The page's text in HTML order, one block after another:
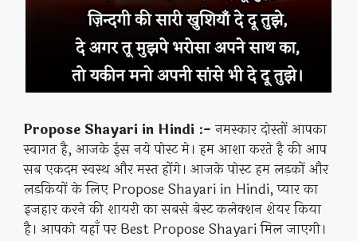
Propose Shayari in Hindi :-नमस्कार दोस्तों आपका
स्वागत है, आजके ईस नये पोस्ट मे। हम आशा करते है की आप
सब एकदम स्वस्थ और मस्त होंगे। आजके पोस्ट हम लड़कों और
लड़कियों के लिए Propose Shayari in Hindi, प्यार का
इजहार करने की शायरी का सबसे बेस्ट कलेक्शन शेयर किया
है। आपको यहाँ पर Best Propose Shayari मिल जाएगी।